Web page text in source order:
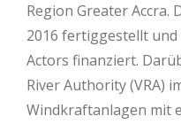
Region Greater Accra.
2016 fertiggestellt
Actors finanziert.
River Authority (VRA)
Windkraftanlagen mit